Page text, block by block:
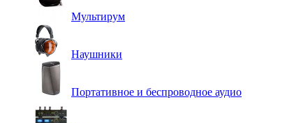
Мультирум
Наушники
Портативное и беспроводное аудио